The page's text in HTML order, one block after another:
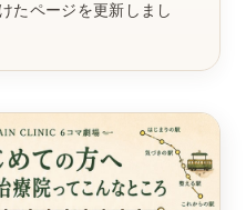
たページを更新しまし